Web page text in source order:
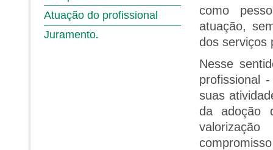
Atuação do profissional
Juramento.
como
atuação,
dos serviços
Nesse
profissional
suas
da adoção